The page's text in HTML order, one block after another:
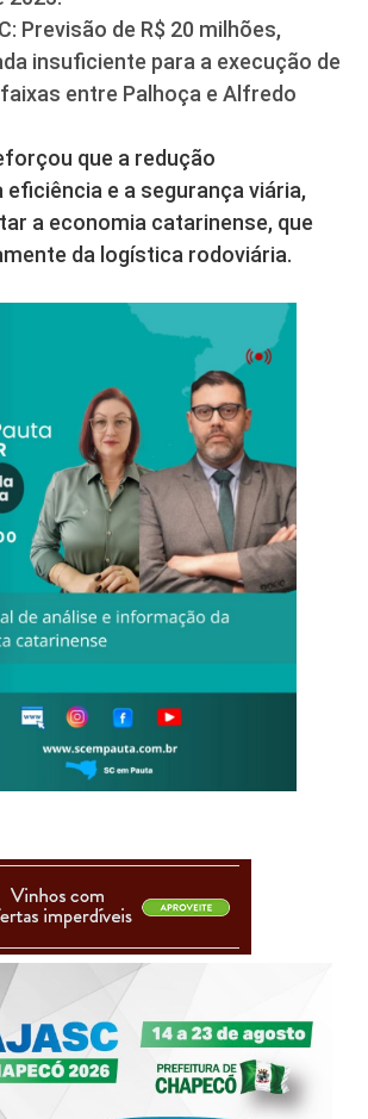
Previsão de R$ 20 milhões,
insuficiente para a execução de
entre Palhoça e Alfredo
que a redução
e a segurança viária,
a economia catarinense, que
da logística rodoviária.